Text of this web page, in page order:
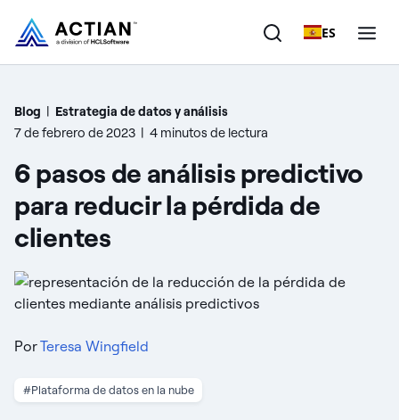
ES
Productos
Empresa
Recursos
Blog | Estrategia de datos y análisis
7 de febrero de 2023 | 4 minutos de lectura
6 pasos de análisis predictivo
para reducir la pérdida de
clientes
PorTeresa Wingfield
#Plataforma de datos en la nube